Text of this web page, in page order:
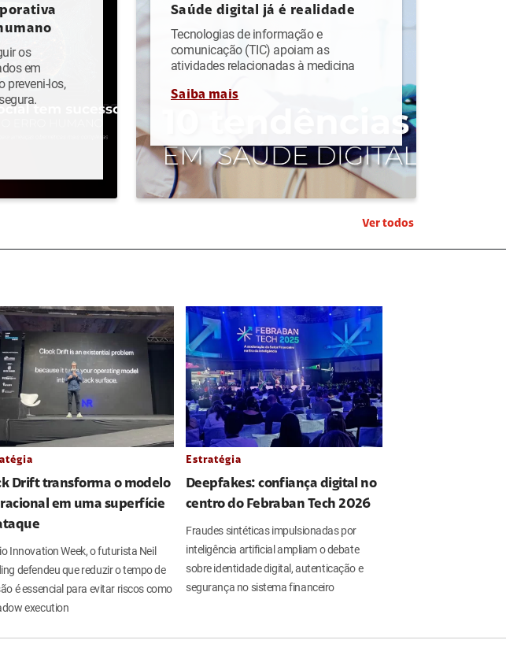
os
em
preveni-los,
Saúde digital já é realidade
Tecnologias de informação e
comunicação (TIC) apoiam as
atividades relacionadas à medicina
Saiba mais
Ver todos
Drift transforma o modelo
em uma superfície
Innovation Week, o futurista Neil
defendeu que reduzir o tempo de
é essencial para evitar riscos como
execution
Estratégia
Deepfakes: confiança digital no
centro do Febraban Tech 2026
Fraudes sintéticas impulsionadas por
inteligência artificial ampliam o debate
sobre identidade digital, autenticação e
segurança no sistema financeiro